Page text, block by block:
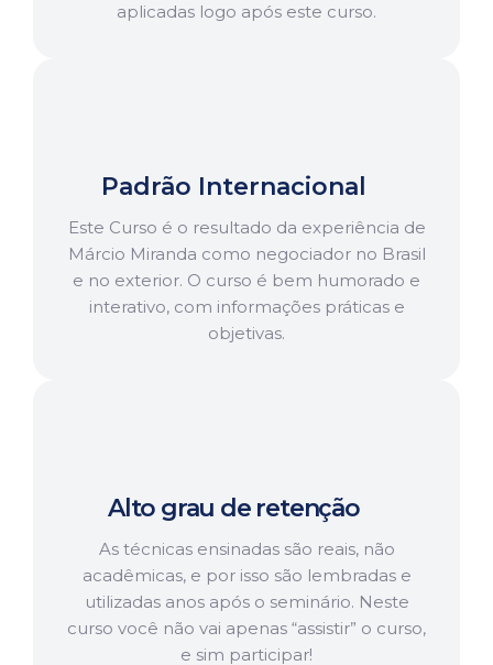
aplicadas logo após este curso.
Padrão Internacional
Este Curso é o resultado da experiência de
Márcio Miranda como negociador no Brasil
e no exterior. O curso é bem humorado e
interativo, com informações práticas e
objetivas.
Alto grau de retenção
As técnicas ensinadas são reais, não
acadêmicas, e por isso são lembradas e
utilizadas anos após o seminário. Neste
curso você não vai apenas “assistir” o curso,
e sim participar!